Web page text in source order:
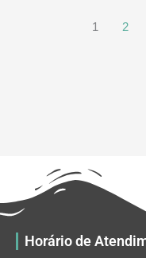
1 2
Horário de